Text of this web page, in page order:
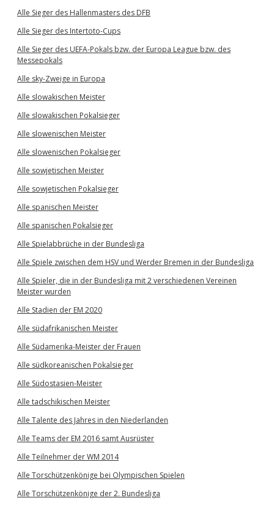
Alle Sieger des Hallenmasters des DFB
Alle Sieger des Intertoto-Cups
Alle Sieger des UEFA-Pokals bzw. der Europa League bzw. des
Messepokals
Alle sky-Zweige in Europa
Alle slowakischen Meister
Alle slowakischen Pokalsieger
Alle slowenischen Meister
Alle slowenischen Pokalsieger
Alle sowjetischen Meister
Alle sowjetischen Pokalsieger
Alle spanischen Meister
Alle spanischen Pokalsieger
Alle Spielabbrüche in der Bundesliga
Alle Spiele zwischen dem HSV und Werder Bremen in der Bundesliga
Alle Spieler, die in der Bundesliga mit 2 verschiedenen Vereinen
Meister wurden
Alle Stadien der EM 2020
Alle südafrikanischen Meister
Alle Südamerika-Meister der Frauen
Alle südkoreanischen Pokalsieger
Alle Südostasien-Meister
Alle tadschikischen Meister
Alle Talente des Jahres in den Niederlanden
Alle Teams der EM 2016 samt Ausrüster
Alle Teilnehmer der WM 2014
Alle Torschützenkönige bei Olympischen Spielen
Alle Torschützenkönige der 2. Bundesliga